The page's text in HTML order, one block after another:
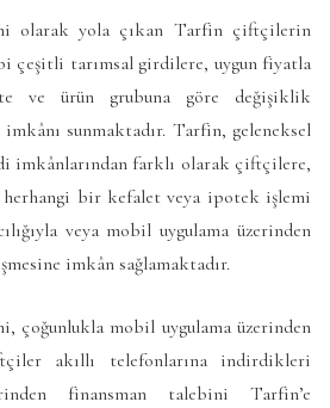
olarak yola çıkan Tarfin çiftçilerin
çeşitli tarımsal girdilere, uygun fiyatla
ve ürün grubuna göre değişiklik
sunmaktadır. Tarfin, geleneksel
imkânlarından farklı olarak çiftçilere,
herhangi bir kefalet veya ipotek işlemi
veya mobil uygulama üzerinden
imkân sağlamaktadır.
çoğunlukla mobil uygulama üzerinden
akıllı telefonlarına indirdikleri
finansman talebini Tarfin’e